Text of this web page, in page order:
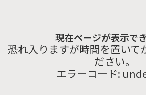
現在ページが表示で
恐れ入りますが時間を置いて
ださい。
エラーコード: